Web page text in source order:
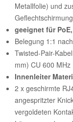
Metallfolie) und
geeignet für
Belegung 1:1
Twisted-Pair-
mm) CU 600 MHz
Innenleiter
2 x geschirmte
angespritzter
vergoldeten